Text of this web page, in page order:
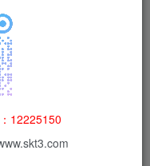
仅供学习研究使用，请在下
载后24h内删除，谢谢合作！
商业运营与违法、侵权
12225150